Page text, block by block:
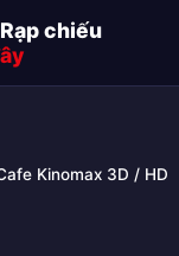
chiếu
Kinomax 3D / HD